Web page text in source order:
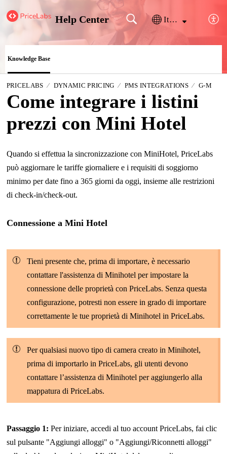
Help Center Italiano
Knowledge Base
PRICELABS DYNAMIC PRICING PMS INTEGRATIONS G-M
Come integrare i listini
prezzi con Mini Hotel
Quando si effettua la sincronizzazione con MiniHotel, PriceLabs
può aggiornare le tariffe giornaliere e i requisiti di soggiorno
minimo per date fino a 365 giorni da oggi, insieme alle restrizioni
di check-in/check-out.
Connessione a Mini Hotel
Tieni presente che, prima di importare, è necessario
contattare l'assistenza di Minihotel per impostare la
connessione delle proprietà con PriceLabs. Senza questa
configurazione, potresti non essere in grado di importare
correttamente le tue proprietà di Minihotel in PriceLabs.
Per qualsiasi nuovo tipo di camera creato in Minihotel,
prima di importarlo in PriceLabs, gli utenti devono
contattare l’assistenza di Minihotel per aggiungerlo alla
mappatura di PriceLabs.
Passaggio 1: Per iniziare, accedi al tuo account PriceLabs, fai clic
sul pulsante "Aggiungi alloggi" o "Aggiungi/Riconnetti alloggi"